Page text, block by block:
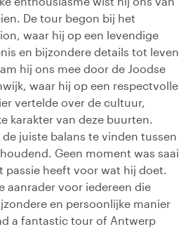
De tour begon bij het
waar hij op een levendige
en bijzondere details tot leven
hij ons mee door de Joodse
waar hij op een respectvolle
vertelde over de cultuur,
karakter van deze buurten.
juiste balans te vinden tussen
Geen moment was saai
passie heeft voor wat hij doet.
aanrader voor iedereen die
en persoonlijke manier
a fantastic tour of Antwerp